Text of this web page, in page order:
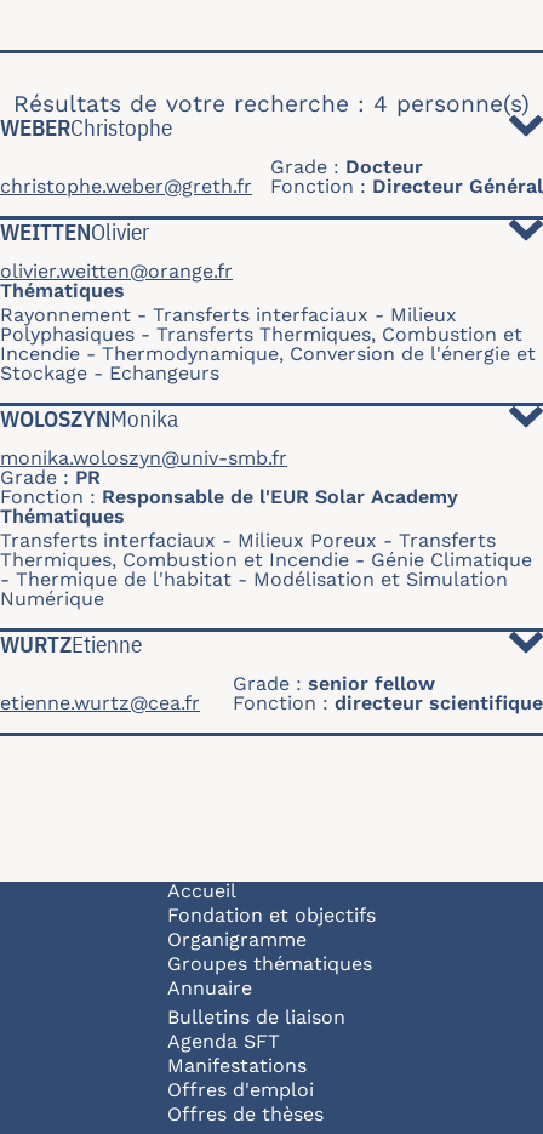
Résultats de votre recherche : 4 personne(s)
WEBERChristophe
christophe.weber@greth.fr
Grade
Docteur
Fonction
Directeur Général
WEITTENOlivier
olivier.weitten@orange.fr
Thématiques
Rayonnement
Transferts interfaciaux
Milieux
Polyphasiques
Transferts Thermiques, Combustion et
Incendie
Thermodynamique, Conversion de l'énergie et
Stockage
Echangeurs
WOLOSZYNMonika
monika.woloszyn@univ-smb.fr
Grade
PR
Fonction
Responsable de l'EUR Solar Academy
Thématiques
Transferts interfaciaux
Milieux Poreux
Transferts
Thermiques, Combustion et Incendie
Génie Climatique
- Thermique de l'habitat
Modélisation et Simulation
Numérique
WURTZEtienne
etienne.wurtz@cea.fr
Grade
senior fellow
Fonction
directeur scientifique
Navigation principale
Accueil
Fondation et objectifs
Organigramme
Groupes thématiques
Annuaire
Bulletins de liaison
Agenda SFT
Manifestations
Offres d'emploi
Offres de thèses